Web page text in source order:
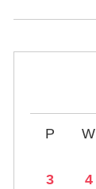
P W
3
4